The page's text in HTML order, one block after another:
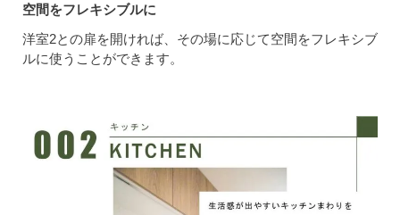
空間をフレキシブルに
洋室2との扉を開ければ、その場に応じて空間をフレキシブ
ルに使うことができます。